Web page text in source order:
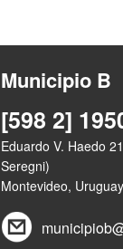
Municipio B
[598 2]
Eduardo V. Haedo
Seregni)
Montevideo,